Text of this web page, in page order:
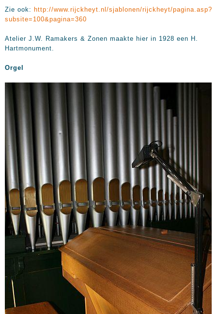
Zie ook: http://www.rijckheyt.nl/sjablonen/rijckheyt/pagina.asp?
subsite=100&pagina=360
Atelier J.W. Ramakers & Zonen maakte hier in 1928 een H.
Hartmonument.
Orgel